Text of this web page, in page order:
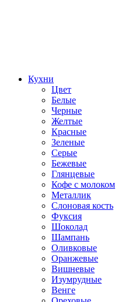
Кухни
Цвет
Белые
Черные
Желтые
Красные
Зеленые
Серые
Бежевые
Глянцевые
Кофе с молоком
Металлик
Слоновая кость
Фуксия
Шоколад
Шампань
Оливковые
Оранжевые
Вишневые
Изумрудные
Венге